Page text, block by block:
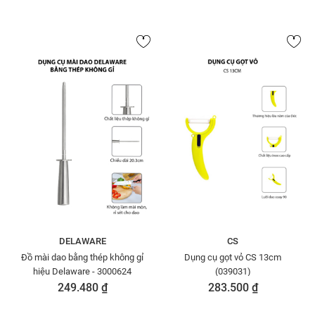
DELAWARE
Đồ mài dao bằng thép không gỉ
hiệu Delaware - 3000624
249.480 ₫
CS
Dụng cụ gọt vỏ CS 13cm
(039031)
283.500 ₫